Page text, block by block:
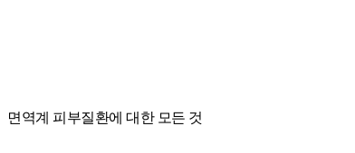
면역계 피부질환에 대한 모든 것